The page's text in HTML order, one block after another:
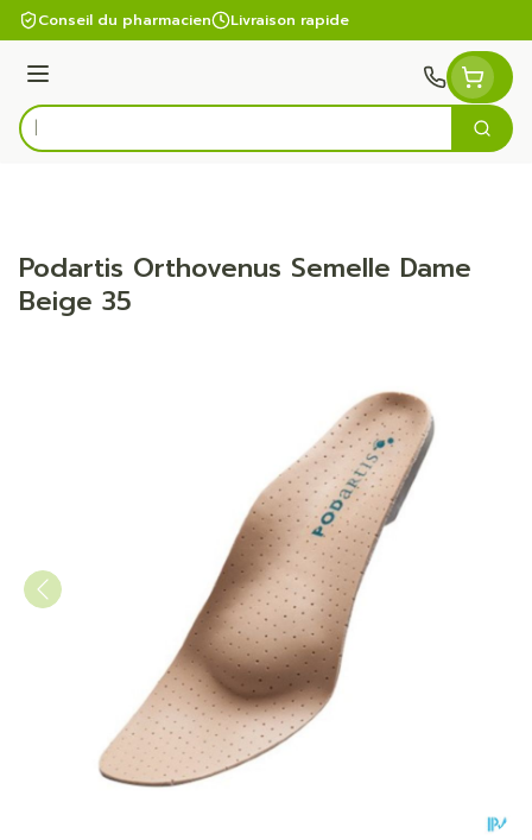
Aller au contenu
Conseil du pharmacien Livraison rapide
Menu
Rechercher
Podartis Orthovenus Semelle Dame
Beige 35